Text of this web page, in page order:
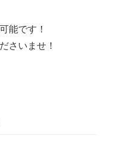
能です！
さいませ！